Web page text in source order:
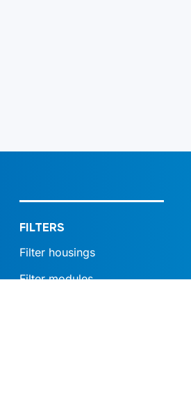
FILTERS
Filter housings
Filter modules